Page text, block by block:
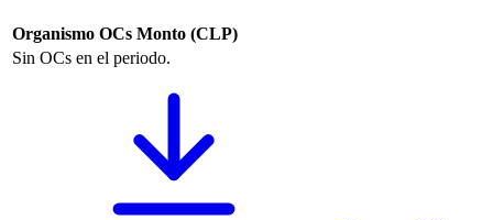
Organismo OCs Monto (CLP)
Sin OCs en el periodo.